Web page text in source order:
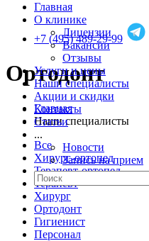
Главная
О клинике
Лицензии
Вакансии
Отзывы
Услуги и цены
Наши специалисты
Акции и скидки
Контакты
Статьи
...
Новости
Запись на прием
+7 (495) 489-29-99
Ортодонт
Главная
Наши специалисты
Все
Хирург-ортопед
Терапевт-ортопед
Терапевт
Хирург
Ортодонт
Гигиенист
Персонал